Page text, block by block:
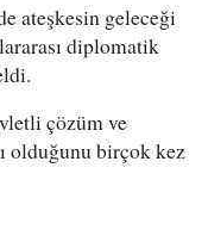
ateşkesin geleceği
diplomatik
çözüm ve
olduğunu birçok kez